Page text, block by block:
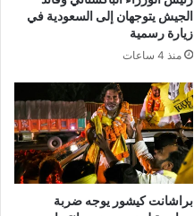
الجيش يتوجهان إلى السعودية في
زيارة رسمية
منذ 4 ساعات
براشانت كيشور يوجه ضربة